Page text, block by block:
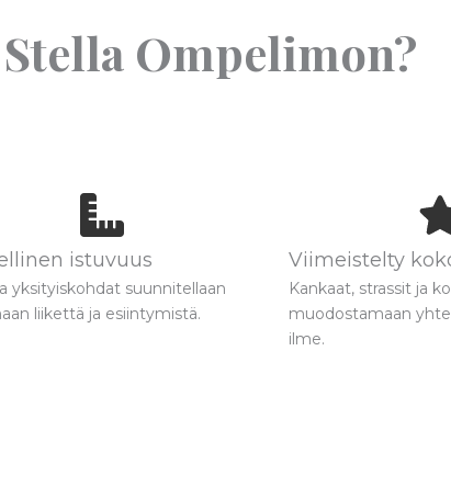
Ompelimon?
istuvuus
yksityiskohdat suunnitellaan
liikettä ja esiintymistä.
Viimeistelty
Kankaat, strassit ja
muodostamaan
ilme.